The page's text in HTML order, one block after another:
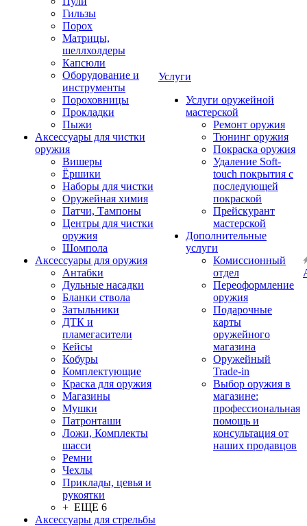
Гильзы
Порох
Матрицы,
шеллхолдеры
Капсюли
Оборудование и
инструменты
Пороховницы
Прокладки
Пыжи
Аксессуары для чистки
оружия
Вишеры
Ёршики
Наборы для чистки
Оружейная химия
Патчи, Тампоны
Центры для чистки
оружия
Шомпола
Аксессуары для оружия
Антабки
Дульные насадки
Бланки ствола
Затыльники
ДТК и
пламегасители
Кейсы
Кобуры
Комплектующие
Краска для оружия
Магазины
Мушки
Патронташи
Ложи, Комплекты
шасси
Ремни
Чехлы
Приклады, цевья и
рукоятки
+ ЕЩЕ 6
Аксессуары для стрельбы
Услуги
Услуги оружейной
мастерской
Ремонт оружия
Тюнинг оружия
Покраска оружия
Удаление Soft-
touch покрытия с
последующей
покраской
Прейскурант
мастерской
Дополнительные
услуги
Комиссионный
отдел
Переоформление
оружия
Подарочные
карты
оружейного
магазина
Оружейный
Trade-in
Выбор оружия в
магазине:
профессиональная
помощь и
консультация от
наших продавцов